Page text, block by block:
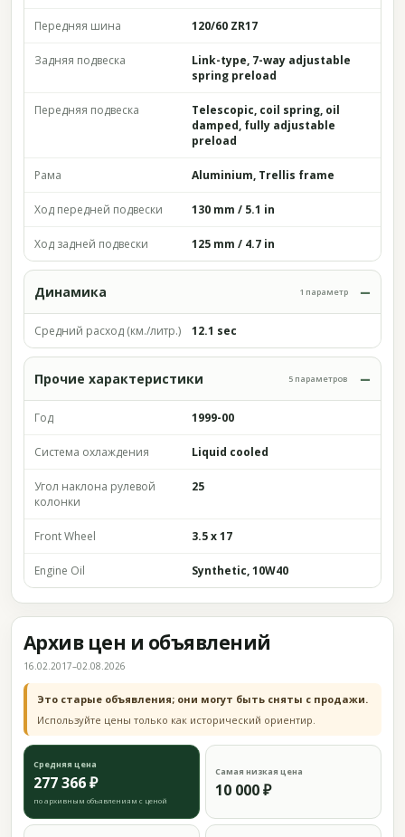
Передняя шина 120/60 ZR17
Задняя подвеска
Link-type, 7-way adjustable
spring preload
Передняя подвеска
Telescopic, coil spring, oil
damped, fully adjustable
preload
Рама Aluminium, Trellis frame
Ход передней подвески 130 mm / 5.1 in
Ход задней подвески 125 mm / 4.7 in
Динамика 1 параметр
Средний расход (км./литр.) 12.1 sec
Прочие характеристики 5 параметров
Год 1999-00
Система охлаждения Liquid cooled
Угол наклона рулевой
колонки
25
Front Wheel 3.5 x 17
Engine Oil Synthetic, 10W40
Архив цен и объявлений
16.02.2017–02.08.2026
Это старые объявления; они могут быть сняты с продажи.
Используйте цены только как исторический ориентир.
Средняя цена
277 366 ₽
по архивным объявлениям с ценой
Самая низкая цена
10 000 ₽